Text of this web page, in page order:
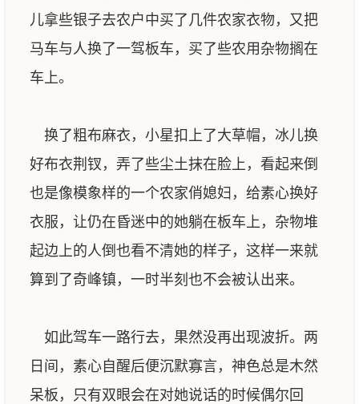
儿拿些银子去农户中买了几件农家衣物，又把
马车与人换了一驾板车，买了些农用杂物搁在
车上。
换了粗布麻衣，小星扣上了大草帽，冰儿换
好布衣荆钗，弄了些尘土抹在脸上，看起来倒
也是像模象样的一个农家俏媳妇，给素心换好
衣服，让仍在昏迷中的她躺在板车上，杂物堆
起边上的人倒也看不清她的样子，这样一来就
算到了奇峰镇，一时半刻也不会被认出来。
如此驾车一路行去，果然没再出现波折。两
日间，素心自醒后便沉默寡言，神色总是木然
呆板，只有双眼会在对她说话的时候偶尔回